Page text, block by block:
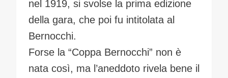
nel 1919, si svolse la prima edizione
della gara, che poi fu intitolata al
Bernocchi.
Forse la “Coppa Bernocchi” non è
nata così, ma l’aneddoto rivela bene il